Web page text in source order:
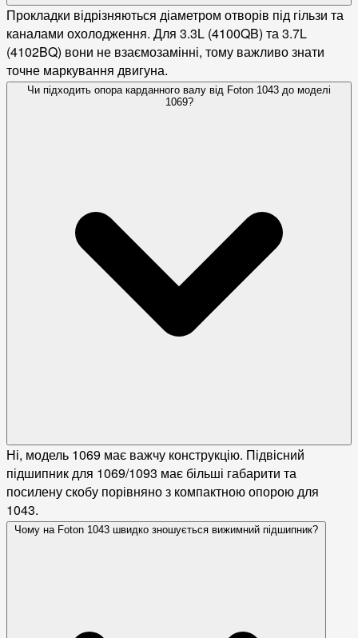
Прокладки відрізняються діаметром отворів під гільзи та
каналами охолодження. Для 3.3L (4100QB) та 3.7L
(4102BQ) вони не взаємозамінні, тому важливо знати
точне маркування двигуна.
Чи підходить опора карданного валу від Foton 1043 до моделі
1069?
Ні, модель 1069 має важчу конструкцію. Підвісний
підшипник для 1069/1093 має більші габарити та
посилену скобу порівняно з компактною опорою для
1043.
Чому на Foton 1043 швидко зношується вижимний підшипник?